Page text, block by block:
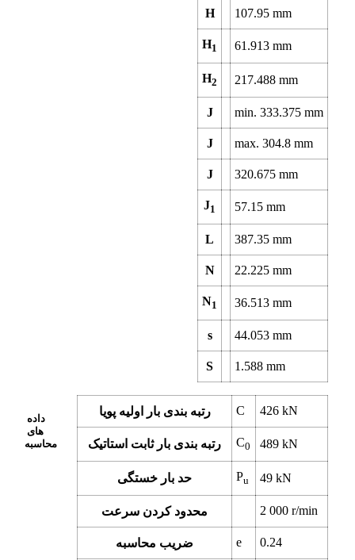
H 107.95mm
H1 61.913mm
H2 217.488mm
J min. 333.375mm
J max. 304.8mm
J 320.675mm
J1 57.15mm
L 387.35mm
N 22.225mm
N1 36.513mm
s 44.053mm
S 1.588mm
داده
های
محاسبه
رتبه بندی بار اولیه پویا C 426kN
رتبه بندی بار ثابت استاتیک C0 489kN
حد بار خستگی Pu 49kN
محدود کردن سرعت 2 000r/min
ضریب محاسبه e 0.24